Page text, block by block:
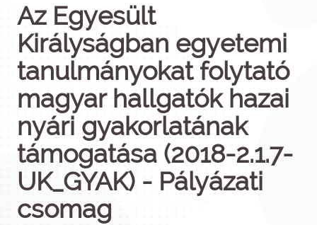
Az Egyesült
Királyságban egyetemi
tanulmányokat folytató
magyar hallgatók hazai
nyári gyakorlatának
támogatása (2018-2.1.7-
UK_GYAK) - Pályázati
csomag